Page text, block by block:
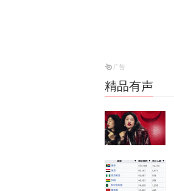
精品有声